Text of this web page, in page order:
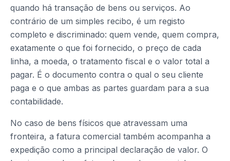
quando há transação de bens ou serviços. Ao
contrário de um simples recibo, é um registo
completo e discriminado: quem vende, quem compra,
exatamente o que foi fornecido, o preço de cada
linha, a moeda, o tratamento fiscal e o valor total a
pagar. É o documento contra o qual o seu cliente
paga e o que ambas as partes guardam para a sua
contabilidade.
No caso de bens físicos que atravessam uma
fronteira, a fatura comercial também acompanha a
expedição como a principal declaração de valor. O